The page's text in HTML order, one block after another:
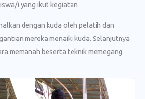
i yang ikut kegiatan
dengan kuda oleh pelatih dan
mereka menaiki kuda. Selanjutnya
memanah beserta teknik memegang